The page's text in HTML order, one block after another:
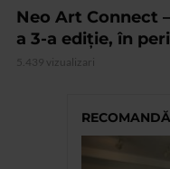
Neo Art Connect
a 3-a ediție, în
5.439 vizualizari